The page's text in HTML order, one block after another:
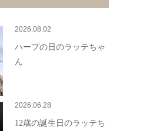
2026.08.02
ハープの日のラッテちゃ
ん
2026.06.28
12歳の誕生日のラッテち